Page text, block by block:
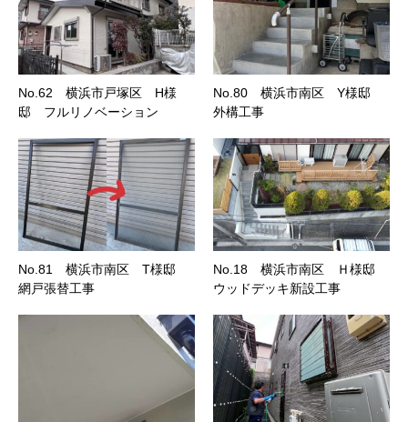
No.62 横浜市戸塚区 H様
邸 フルリノベーション
No.80 横浜市南区 Y様邸
外構工事
No.81 横浜市南区 T様邸
網戸張替工事
No.18 横浜市南区 Ｈ様邸
ウッドデッキ新設工事